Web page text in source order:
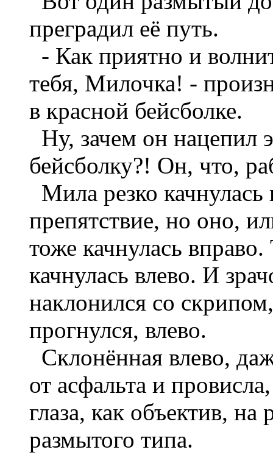
преградил её путь.
- Как приятно и
тебя, Милочка! -
в красной бейсболке.
Ну, зачем он
бейсболку?! Он, что,
Мила резко
препятствие, но оно,
тоже качнулась
качнулась влево. И
наклонился со
прогнулся, влево.
Склонённая влево,
от асфальта и
глаза, как объектив, на
размытого типа.